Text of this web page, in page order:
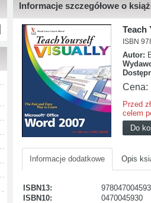
Informacje szczegółowe o
Teach
ISBN
Autor:
Cena:
Przed
celem
Informacje dodatkowe Opis
ISBN13:
ISBN10:
0470045930